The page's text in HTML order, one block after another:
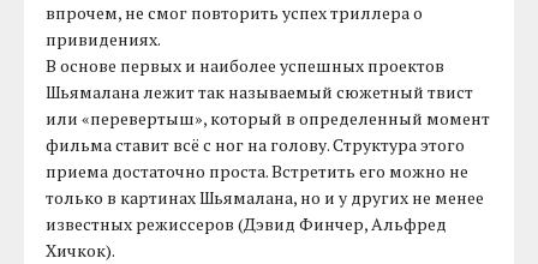
впрочем, не смог повторить успех триллера о
привидениях.
В основе первых и наиболее успешных проектов
Шьямалана лежит так называемый сюжетный твист
или «перевертыш», который в определенный момент
фильма ставит всё с ног на голову. Структура этого
приема достаточно проста. Встретить его можно не
только в картинах Шьямалана, но и у других не менее
известных режиссеров (Дэвид Финчер, Альфред
Хичкок).